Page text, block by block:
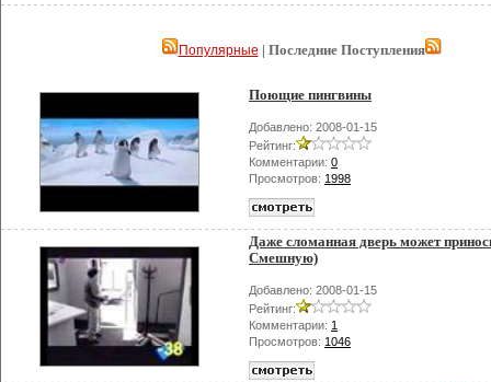
Популярные | Последние Поступления
Поющие пингвины
Добавлено: 2008-01-15
Рейтинг:
Комментарии: 0
Просмотров: 1998
Даже сломанная дверь может
Смешную)
Добавлено: 2008-01-15
Рейтинг:
Комментарии: 1
Просмотров: 1046